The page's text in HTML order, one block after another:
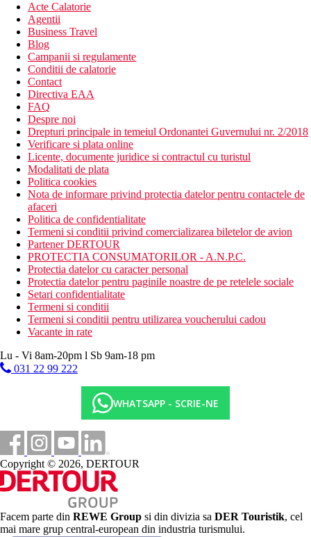
birou de turism
babysitting (contra cost)
menaj zilnic
curatatorie chimica (contra cost)
sala de conferinta (contra cost)
sala de fitness
parcare
gradina
lift
room service
restaurante
bar
bar langa piscina
club lounge
piscine
piscina pentru copii
club pentru copii
Descrierea plajei
plaja cu nisip
Activitati sportive gratuite
plaja
caiac
windsurfing
biliard
tir cu arcul
Activitati sportive contra cost
ciclism
calarie
scufundari
inchiriere de biciclete
masaj
sporturi nautice
Dieta
restaurante - ce servesc preparate culinare cu specific local
Acte Calatorie
Agentii
Business Travel
Blog
Campanii si regulamente
Conditii de calatorie
Contact
Directiva EAA
FAQ
Despre noi
Drepturi principale in temeiul Ordonantei Guvernului nr. 2/2018
Verificare si plata online
Licente, documente juridice si contractul cu turistul
Modalitati de plata
Politica cookies
Nota de informare privind protectia datelor pentru contactele de
afaceri
Politica de confidentialitate
Termeni si conditii privind comercializarea biletelor de avion
Partener DERTOUR
PROTECTIA CONSUMATORILOR - A.N.P.C.
Protectia datelor cu caracter personal
Protectia datelor pentru paginile noastre de pe retelele sociale
Setari confidentialitate
Termeni si conditii
Termeni si conditii pentru utilizarea voucherului cadou
Vacante in rate
Lu - Vi 8am-20pm l Sb 9am-18 pm
031 22 99 222
WHATSAPP - SCRIE-NE
Copyright © 2026, DERTOUR
Facem parte din REWE Group si din divizia sa DER Touristik, cel
mai mare grup central-european din industria turismului.